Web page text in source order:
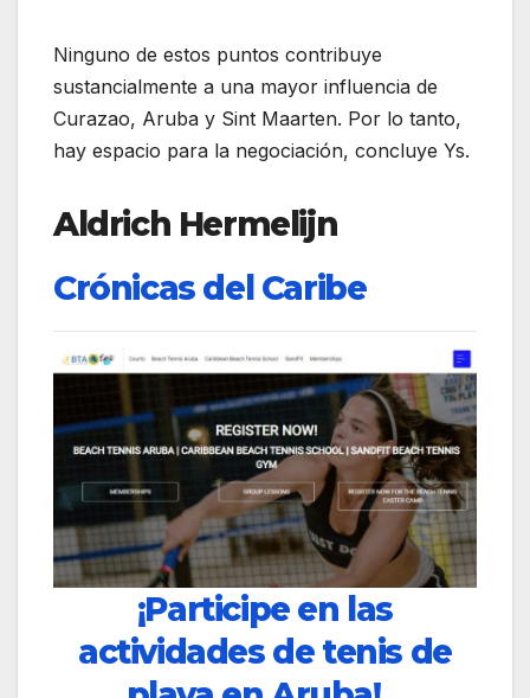
Ninguno de estos puntos contribuye
sustancialmente a una mayor influencia de
Curazao, Aruba y Sint Maarten. Por lo tanto,
hay espacio para la negociación, concluye Ys.
Aldrich Hermelijn
Crónicas del Caribe
¡Participe en las
actividades de tenis de